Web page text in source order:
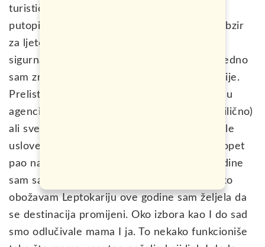
turističkih agencija, iščitavanja komentara,
putopisa, savjeta o mjestima koja dolaze u obzir
za ljetovanje, ali I onih za koje sam prilično
sigurna da će čekati neka druga vremena. Jedno
sam znala, stvarno želim na more I to što prije.
Prelistala sam I sve kataloge koji su se našli u
agenciji gdje sam bila na praksi (ima ih poprilično)
ali sve ono što bi se uklopilo u budžet I ostale
uslove je već bilo zauzeto. Tako da je izbor opet
pao na Last minute ponude. Poslednje 3 godine
sam sa porodicom ljetovala u Leptokariji, iako
obožavam Leptokariju ove godine sam željela da
se destinacija promijeni. Oko izbora kao I do sad
smo odlučivale mama I ja. To nekako funkcioniše